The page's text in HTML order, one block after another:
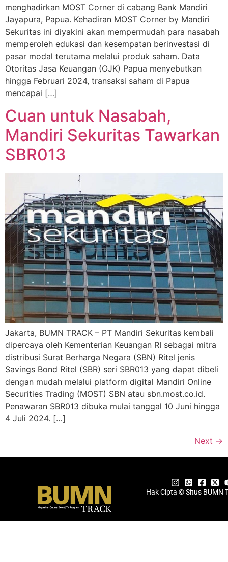
menghadirkan MOST Corner di cabang Bank Mandiri
Jayapura, Papua. Kehadiran MOST Corner by Mandiri
Sekuritas ini diyakini akan mempermudah para nasabah
memperoleh edukasi dan kesempatan berinvestasi di
pasar modal terutama melalui produk saham. Data
Otoritas Jasa Keuangan (OJK) Papua menyebutkan
hingga Februari 2024, transaksi saham di Papua
mencapai […]
Cuan untuk Nasabah,
Mandiri Sekuritas Tawarkan
SBR013
Jakarta, BUMN TRACK – PT Mandiri Sekuritas kembali
dipercaya oleh Kementerian Keuangan RI sebagai mitra
distribusi Surat Berharga Negara (SBN) Ritel jenis
Savings Bond Ritel (SBR) seri SBR013 yang dapat dibeli
dengan mudah melalui platform digital Mandiri Online
Securities Trading (MOST) SBN atau sbn.most.co.id.
Penawaran SBR013 dibuka mulai tanggal 10 Juni hingga
4 Juli 2024. […]
Next →
Hak Cipta © Situs BUMN